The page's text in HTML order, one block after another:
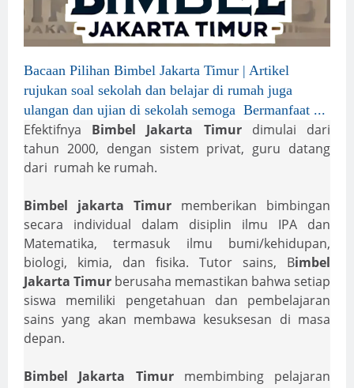
Bacaan Pilihan Bimbel Jakarta Timur | Artikel
rujukan soal sekolah dan belajar di rumah juga
ulangan dan ujian di sekolah semoga Bermanfaat ...
Efektifnya Bimbel Jakarta Timurdimulai dari
tahun 2000, dengan sistem privat, guru datang
dari rumah ke rumah.
Bimbel jakarta Timur memberikan bimbingan
secara individual dalam disiplin ilmu IPA dan
Matematika, termasuk ilmu bumi/kehidupan,
biologi, kimia, dan fisika. Tutor sains, Bimbel
Jakarta Timur berusaha memastikan bahwa setiap
siswa memiliki pengetahuan dan pembelajaran
sains yang akan membawa kesuksesan di masa
depan.
Bimbel Jakarta Timur membimbing pelajaran